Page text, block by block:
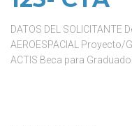
DATOS DEL SOLICITANTE
AEROESPACIAL
ACTIS Beca para